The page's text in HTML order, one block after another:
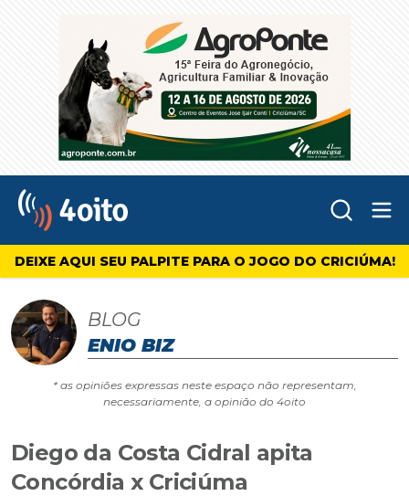
4oito
DEIXE AQUI SEU PALPITE PARA O JOGO DO CRICIÚMA!
BLOG
ENIO BIZ
* as opiniões expressas neste espaço não representam,
necessariamente, a opinião do 4oito
Diego da Costa Cidral apita
Concórdia x Criciúma